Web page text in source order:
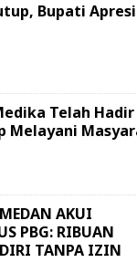
Bupati
Telah
Melayani
AKUI
PBG: RIBUAN
TANPA IZIN